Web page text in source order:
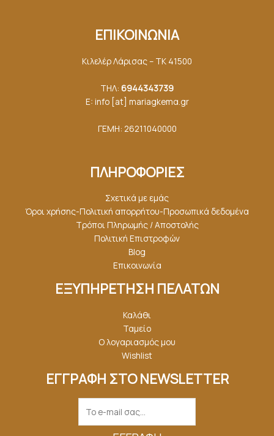
ΕΠΙΚΟΙΝΩΝΙΑ
Κιλελέρ Λάρισας – ΤΚ 41500
ΤΗΛ: 6944343739
E: info [at] mariagkemα.gr
ΓΕΜΗ: 26211040000
ΠΛΗΡΟΦΟΡΙΕΣ
Σχετικά με εμάς
Όροι χρήσης-Πολιτική απορρήτου-Προσωπικά δεδομένα
Τρόποι Πληρωμής / Αποστολής
Πολιτική Επιστροφών
Blog
Επικοινωνία
ΕΞΥΠΗΡΕΤΗΣΗ ΠΕΛΑΤΩΝ
Καλάθι
Ταμείο
Ο λογαριασμός μου
Wishlist
ΕΓΓΡΑΦΗ ΣΤΟ NEWSLETTER